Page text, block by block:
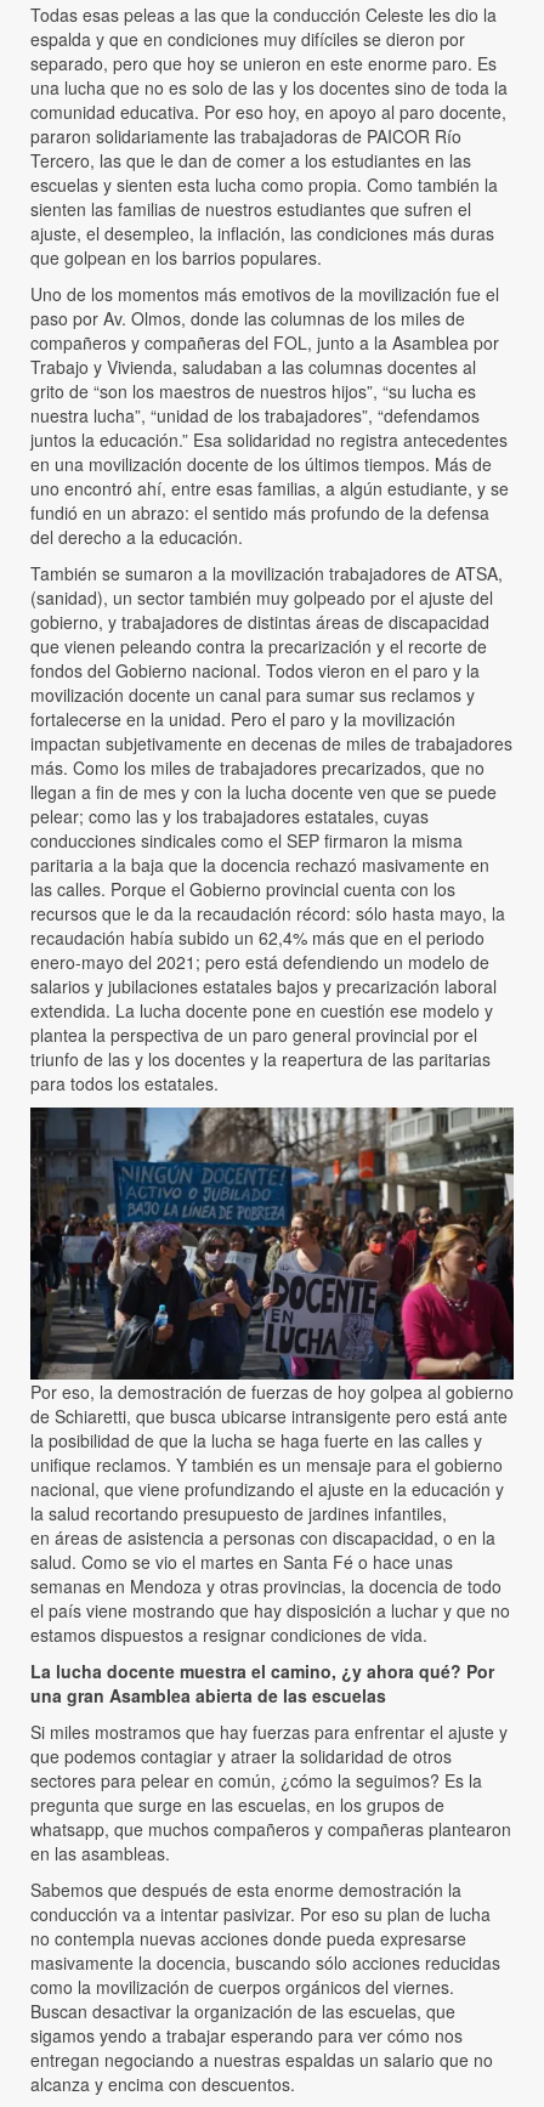
Todas esas peleas a las que la conducción Celeste les dio la
espalda y que en condiciones muy difíciles se dieron por
separado, pero que hoy se unieron en este enorme paro. Es
una lucha que no es solo de las y los docentes sino de toda la
comunidad educativa. Por eso hoy, en apoyo al paro docente,
pararon solidariamente las trabajadoras de PAICOR Río
Tercero, las que le dan de comer a los estudiantes en las
escuelas y sienten esta lucha como propia. Como también la
sienten las familias de nuestros estudiantes que sufren el
ajuste, el desempleo, la inflación, las condiciones más duras
que golpean en los barrios populares.
Uno de los momentos más emotivos de la movilización fue el
paso por Av. Olmos, donde las columnas de los miles de
compañeros y compañeras del FOL, junto a la Asamblea por
Trabajo y Vivienda, saludaban a las columnas docentes al
grito de “son los maestros de nuestros hijos”, “su lucha es
nuestra lucha”, “unidad de los trabajadores”, “defendamos
juntos la educación.” Esa solidaridad no registra antecedentes
en una movilización docente de los últimos tiempos. Más de
uno encontró ahí, entre esas familias, a algún estudiante, y se
fundió en un abrazo: el sentido más profundo de la defensa
del derecho a la educación.
También se sumaron a la movilización trabajadores de ATSA,
(sanidad), un sector también muy golpeado por el ajuste del
gobierno, y trabajadores de distintas áreas de discapacidad
que vienen peleando contra la precarización y el recorte de
fondos del Gobierno nacional. Todos vieron en el paro y la
movilización docente un canal para sumar sus reclamos y
fortalecerse en la unidad. Pero el paro y la movilización
impactan subjetivamente en decenas de miles de trabajadores
más. Como los miles de trabajadores precarizados, que no
llegan a fin de mes y con la lucha docente ven que se puede
pelear; como las y los trabajadores estatales, cuyas
conducciones sindicales como el SEP firmaron la misma
paritaria a la baja que la docencia rechazó masivamente en
las calles. Porque el Gobierno provincial cuenta con los
recursos que le da la recaudación récord: sólo hasta mayo, la
recaudación había subido un 62,4% más que en el periodo
enero-mayo del 2021; pero está defendiendo un modelo de
salarios y jubilaciones estatales bajos y precarización laboral
extendida. La lucha docente pone en cuestión ese modelo y
plantea la perspectiva de un paro general provincial por el
triunfo de las y los docentes y la reapertura de las paritarias
para todos los estatales.
Por eso, la demostración de fuerzas de hoy golpea al gobierno
de Schiaretti, que busca ubicarse intransigente pero está ante
la posibilidad de que la lucha se haga fuerte en las calles y
unifique reclamos. Y también es un mensaje para el gobierno
nacional, que viene profundizando el ajuste en la educación y
la salud recortando presupuesto de jardines infantiles,
en áreas de asistencia a personas con discapacidad, o en la
salud. Como se vio el martes en Santa Fé o hace unas
semanas en Mendoza y otras provincias, la docencia de todo
el país viene mostrando que hay disposición a luchar y que no
estamos dispuestos a resignar condiciones de vida.
La lucha docente muestra el camino, ¿y ahora qué? Por
una gran Asamblea abierta de las escuelas
Si miles mostramos que hay fuerzas para enfrentar el ajuste y
que podemos contagiar y atraer la solidaridad de otros
sectores para pelear en común, ¿cómo la seguimos? Es la
pregunta que surge en las escuelas, en los grupos de
whatsapp, que muchos compañeros y compañeras plantearon
en las asambleas.
Sabemos que después de esta enorme demostración la
conducción va a intentar pasivizar. Por eso su plan de lucha
no contempla nuevas acciones donde pueda expresarse
masivamente la docencia, buscando sólo acciones reducidas
como la movilización de cuerpos orgánicos del viernes.
Buscan desactivar la organización de las escuelas, que
sigamos yendo a trabajar esperando para ver cómo nos
entregan negociando a nuestras espaldas un salario que no
alcanza y encima con descuentos.